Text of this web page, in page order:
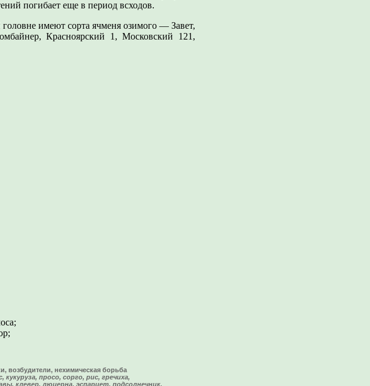
погибает еще в период всходов.
имеют сорта ячменя озимого — Завет,
Красноярский 1, Московский 121,
возбудители, нехимическая борьба
просо, сорго, рис, гречиха,
клевер, люцерна, эспарцет, подсолнечник,